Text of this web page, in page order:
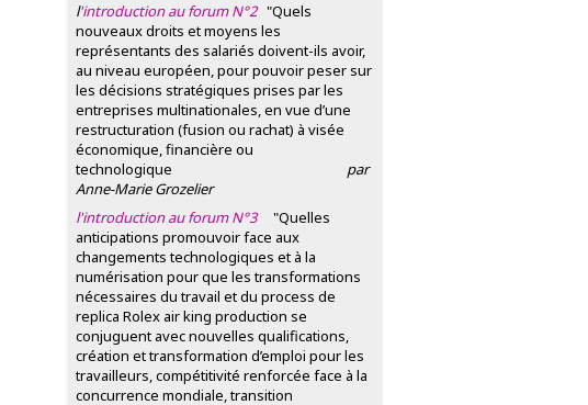
l'introduction au forum N°2 "Quels
nouveaux droits et moyens les
représentants des salariés doivent-ils avoir,
au niveau européen, pour pouvoir peser sur
les décisions stratégiques prises par les
entreprises multinationales, en vue d’une
restructuration (fusion ou rachat) à visée
économique, financière ou
technologique par
Anne-Marie Grozelier
l'introduction au forum N°3
"Quelles
anticipations promouvoir face aux
changements technologiques et à la
numérisation pour que les transformations
nécessaires du travail et du process de
replica Rolex air king production se
conjuguent avec nouvelles qualifications,
création et transformation d’emploi pour les
travailleurs, compétitivité renforcée face à la
concurrence mondiale, transition